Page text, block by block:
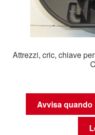
Attrezzi, cric, chiave
Avvisa